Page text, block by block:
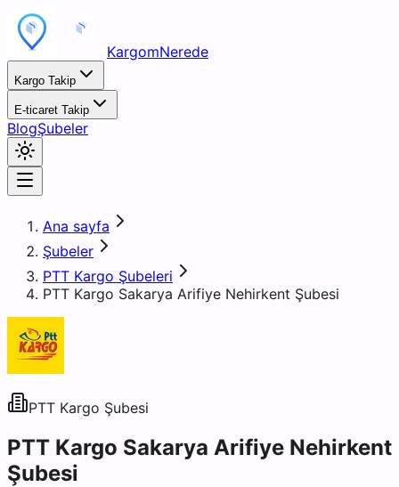
KargomNerede
Kargo Takip
E-ticaret Takip
BlogŞubeler
Ana sayfa
Şubeler
PTT Kargo Şubeleri
PTT Kargo Sakarya Arifiye Nehirkent Şubesi
PTT Kargo Şubesi
PTT Kargo Sakarya Arifiye Nehirkent
Şubesi